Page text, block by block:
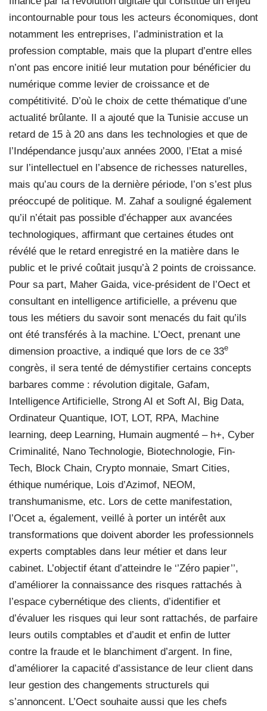
incontournable pour tous les acteurs économiques, dont
notamment les entreprises, l’administration et la
profession comptable, mais que la plupart d’entre elles
n’ont pas encore initié leur mutation pour bénéficier du
numérique comme levier de croissance et de
compétitivité. D’où le choix de cette thématique d’une
actualité brûlante. Il a ajouté que la Tunisie accuse un
retard de 15 à 20 ans dans les technologies et que de
l’Indépendance jusqu’aux années 2000, l’Etat a misé
sur l’intellectuel en l’absence de richesses naturelles,
mais qu’au cours de la dernière période, l’on s’est plus
préoccupé de politique. M. Zahaf a souligné également
qu’il n’était pas possible d’échapper aux avancées
technologiques, affirmant que certaines études ont
révélé que le retard enregistré en la matière dans le
public et le privé coûtait jusqu’à 2 points de croissance.
Pour sa part, Maher Gaida, vice-président de l’Oect et
consultant en intelligence artificielle, a prévenu que
tous les métiers du savoir sont menacés du fait qu’ils
ont été transférés à la machine. L’Oect, prenant une
dimension proactive, a indiqué que lors de ce 33e
congrès, il sera tenté de démystifier certains concepts
barbares comme : révolution digitale, Gafam,
Intelligence Artificielle, Strong AI et Soft AI, Big Data,
Ordinateur Quantique, IOT, LOT, RPA, Machine
learning, deep Learning, Humain augmenté – h+, Cyber
Criminalité, Nano Technologie, Biotechnologie, Fin-
Tech, Block Chain, Crypto monnaie, Smart Cities,
éthique numérique, Lois d’Azimof, NEOM,
transhumanisme, etc. Lors de cette manifestation,
l’Ocet a, également, veillé à porter un intérêt aux
transformations que doivent aborder les professionnels
experts comptables dans leur métier et dans leur
cabinet. L’objectif étant d’atteindre le ‘’Zéro papier’’,
d’améliorer la connaissance des risques rattachés à
l’espace cybernétique des clients, d’identifier et
d’évaluer les risques qui leur sont rattachés, de parfaire
leurs outils comptables et d’audit et enfin de lutter
contre la fraude et le blanchiment d’argent. In fine,
d’améliorer la capacité d’assistance de leur client dans
leur gestion des changements structurels qui
s’annoncent. L’Oect souhaite aussi que les chefs